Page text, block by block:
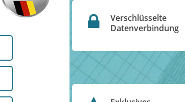
Verschlüsselte
Datenverbindung